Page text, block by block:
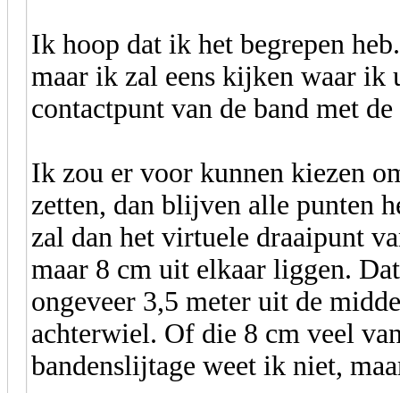
Ik hoop dat ik het begrepen
maar ik zal eens kijken waar
contactpunt van de band met
Ik zou er voor kunnen kiezen
zetten, dan blijven alle punten
zal dan het virtuele draaipunt
maar 8 cm uit elkaar liggen.
ongeveer 3,5 meter uit de
achterwiel. Of die 8 cm veel
bandenslijtage weet ik niet,